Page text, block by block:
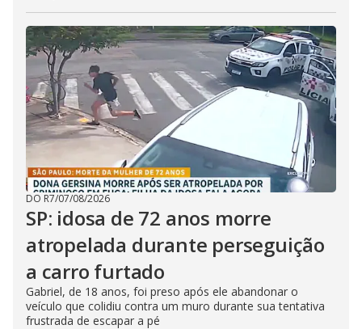
DO R7/07/08/2026
SP: idosa de 72 anos morre
atropelada durante perseguição
a carro furtado
Gabriel, de 18 anos, foi preso após ele abandonar o
veículo que colidiu contra um muro durante sua tentativa
frustrada de escapar a pé